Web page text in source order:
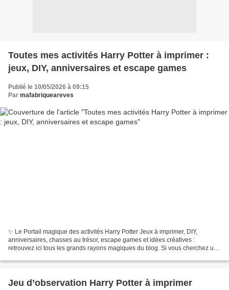
Toutes mes activités Harry Potter à imprimer :
jeux, DIY, anniversaires et escape games
Publié le 10/05/2026 à 09:15
Par mafabriqueareves
✨ Le Portail magique des activités Harry Potter Jeux à imprimer, DIY,
anniversaires, chasses au trésor, escape games et idées créatives :
retrouvez ici tous les grands rayons magiques du blog. Si vous cherchez une
Jeu d’observation Harry Potter à imprimer